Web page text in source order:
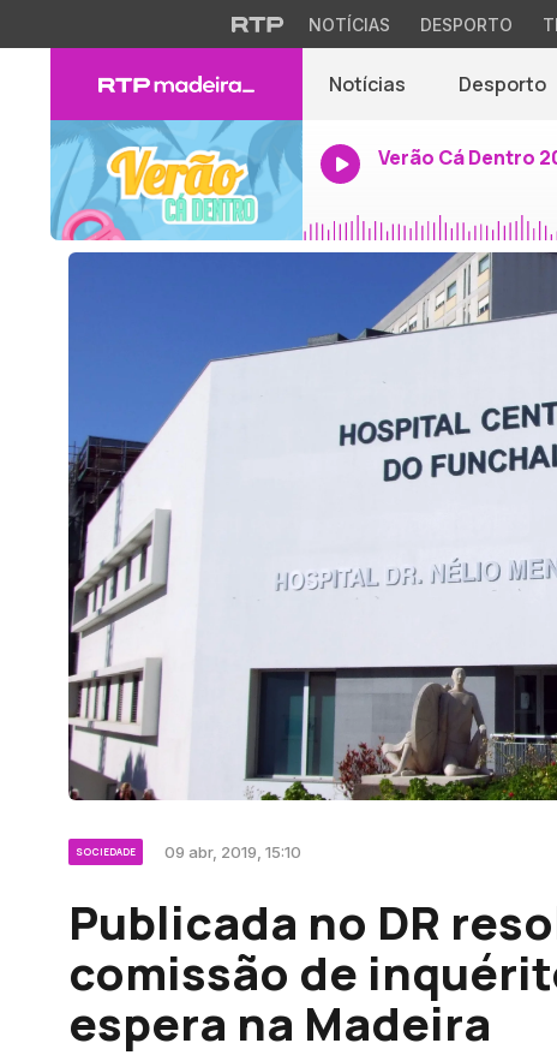
NOTÍCIAS DESPORTO
Notícias Desporto
Verão Cá Dentro
SOCIEDADE 09 abr, 2019, 15:10
Publicada no DR
comissão de
espera na Madeira